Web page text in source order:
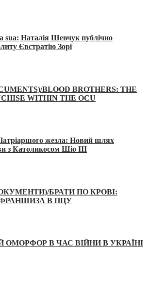
sua: Наталія Шевчук публічно
Євстратію Зорі
BLOOD BROTHERS: THE
WITHIN THE OCU
Патріаршого жезла: Новий шлях
з Католикосом Шіо III
БРАТИ ПО КРОВІ:
В ПЦУ
В ЧАС ВІЙНИ В УКРАЇНІ